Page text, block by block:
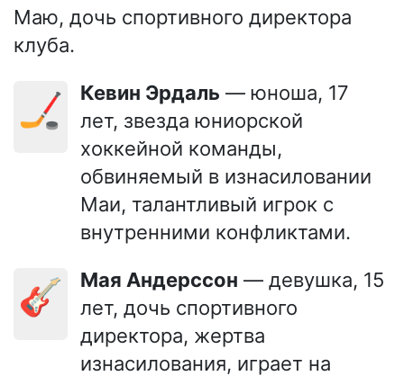
Маю, дочь спортивного директора
клуба.
🏒 Кевин Эрдаль — юноша, 17
лет, звезда юниорской
хоккейной команды,
обвиняемый в изнасиловании
Маи, талантливый игрок с
внутренними конфликтами.
🎸 Мая Андерссон — девушка, 15
лет, дочь спортивного
директора, жертва
изнасилования, играет на